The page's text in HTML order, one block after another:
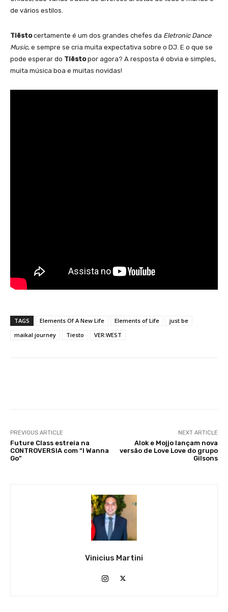
de vários estilos.
Tiëstocertamente é um dos grandes chefes da Eletronic Dance
Music, e sempre se cria muita expectativa sobre o DJ. E o que se
pode esperar do Tiëstopor agora? A resposta é obvia e simples,
muita música boa e muitas novidas!
TAGS Elements Of A New Life Elements of Life
just be
maikal journey
Tiesto VER:WEST
PREVIOUS ARTICLE
Future Class estreia na
CONTROVERSIA com “I Wanna
Go”
NEXT ARTICLE
Alok e Mojjo lançam nova
versão de Love Love do grupo
Gilsons
Vinicius Martini